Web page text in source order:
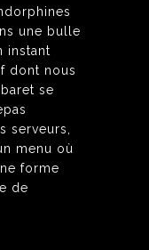
une bulle
instant
dont nous
se
serveurs,
menu où
forme
de